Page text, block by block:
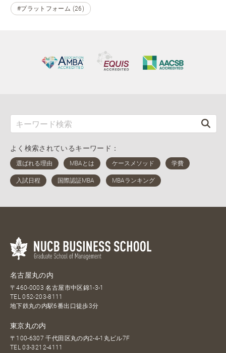
#プラットフォーム (26)
よく検索されているキーワード：
名古屋丸の内
〒460-0003 名古屋市中区錦1-3-1
TEL052-203-8111
地下鉄丸の内駅6番出口徒歩3分
東京丸の内
〒100-6307 千代田区丸の内2-4-1丸ビル7F
TEL03-3212-4111